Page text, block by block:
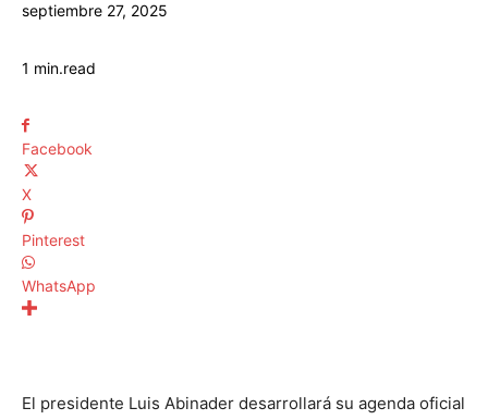
septiembre 27, 2025
1 min.read
Facebook
X
Pinterest
WhatsApp
El presidente Luis Abinader desarrollará su agenda oficial